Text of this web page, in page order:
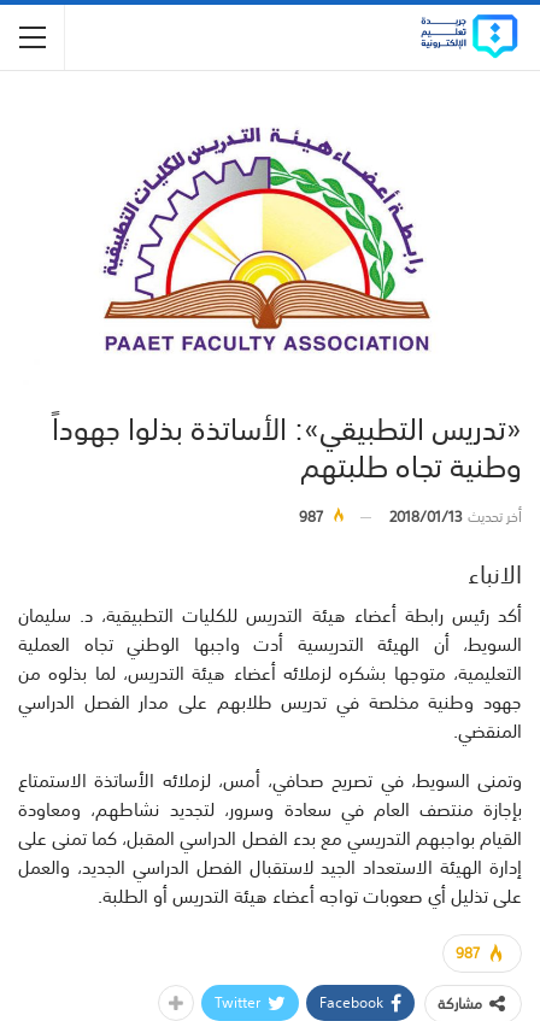
«تدريس التطبيقي»: الأساتذة بذلوا جهوداً
وطنية تجاه طلبتهم
أخر تحديث2018/01/13
987
الانباء
أكد رئيس رابطة أعضاء هيئة التدريس للكليات التطبيقية، د. سليمان
السويط، أن الهيئة التدريسية أدت واجبها الوطني تجاه العملية
التعليمية، متوجها بشكره لزملائه أعضاء هيئة التدريس، لما بذلوه من
جهود وطنية مخلصة في تدريس طلابهم على مدار الفصل الدراسي
المنقضي.
وتمنى السويط، في تصريح صحافي، أمس، لزملائه الأساتذة الاستمتاع
بإجازة منتصف العام في سعادة وسرور، لتجديد نشاطهم، ومعاودة
القيام بواجبهم التدريسي مع بدء الفصل الدراسي المقبل، كما تمنى على
إدارة الهيئة الاستعداد الجيد لاستقبال الفصل الدراسي الجديد، والعمل
على تذليل أي صعوبات تواجه أعضاء هيئة التدريس أو الطلبة.
987
مشاركة
Facebook
Twitter